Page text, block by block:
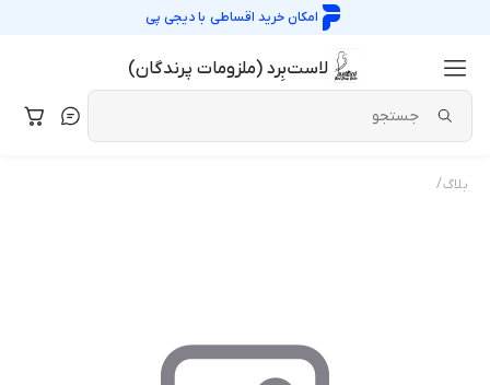
امکان خرید اقساطی بادیجی پی
لاست‌بِرد (ملزومات پرندگان)
بلاگ/